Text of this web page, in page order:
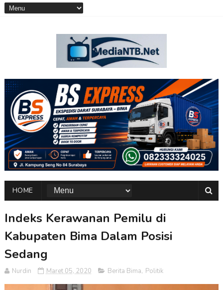
HOME
Indeks Kerawanan Pemilu di
Kabupaten Bima Dalam Posisi
Sedang
Nurdin Maret 05, 2020 Berita Bima, Politik